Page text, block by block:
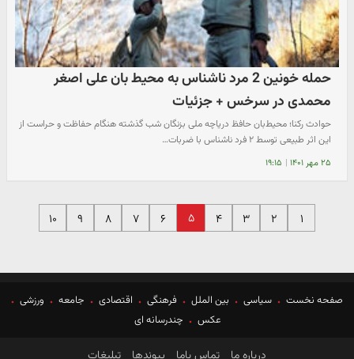
حمله خونین 2 مرد ناشناس به محیط بان علی اصغر
محمدی در سرخس + جزئیات
حوادث رکنا؛ محیط‌بان حافظ دریاچه ملی بزنگان شب گذشته هنگام حفاظت و حراست از
این اثر طبیعی توسط ۲ فرد ناشناس با ضربات…
۲۵ مهر ۱۴۰۱ | ۱۹:۱۵
۱ ۲ ۳ ۴ ۵ ۶ ۷ ۸ ۹ ۱۰
صفحه نخست سیاسی بین الملل فرهنگی اقتصادی جامعه
ورزشی
عکس
چندرسانه ای